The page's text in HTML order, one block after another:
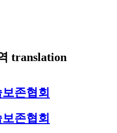
translation